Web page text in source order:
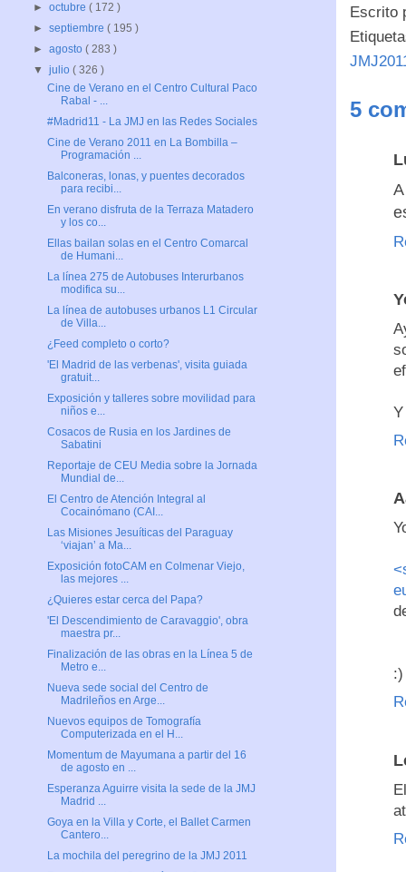
Escrito
5
►octubre( 172 )
►septiembre( 195 )
►agosto( 283 )
▼julio( 326 )
Cine de Verano en el Centro Cultural Paco
Rabal - ...
#Madrid11 - La JMJ en las Redes Sociales
Cine de Verano 2011 en La Bombilla –
Programación ...
Balconeras, lonas, y puentes decorados
para recibi...
En verano disfruta de la Terraza Matadero
y los co...
Ellas bailan solas en el Centro Comarcal
de Humani...
La línea 275 de Autobuses Interurbanos
modifica su...
La línea de autobuses urbanos L1 Circular
de Villa...
¿Feed completo o corto?
'El Madrid de las verbenas', visita guiada
gratuit...
Exposición y talleres sobre movilidad para
niños e...
Cosacos de Rusia en los Jardines de
Sabatini
Reportaje de CEU Media sobre la Jornada
Mundial de...
El Centro de Atención Integral al
Cocainómano (CAI...
Las Misiones Jesuíticas del Paraguay
‘viajan’ a Ma...
Exposición fotoCAM en Colmenar Viejo,
las mejores ...
¿Quieres estar cerca del Papa?
'El Descendimiento de Caravaggio', obra
maestra pr...
Finalización de las obras en la Línea 5 de
Metro e...
Nueva sede social del Centro de
Madrileños en Arge...
Nuevos equipos de Tomografía
Computerizada en el H...
Momentum de Mayumana a partir del 16
de agosto en ...
Esperanza Aguirre visita la sede de la JMJ
Madrid ...
Goya en la Villa y Corte, el Ballet Carmen
Cantero...
La mochila del peregrino de la JMJ 2011